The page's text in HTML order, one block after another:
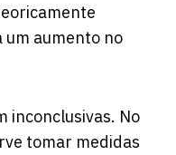
um aumento no
inconclusivas. No
tomar medidas